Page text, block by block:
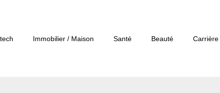
Immobilier / Maison Santé Beauté Carrière